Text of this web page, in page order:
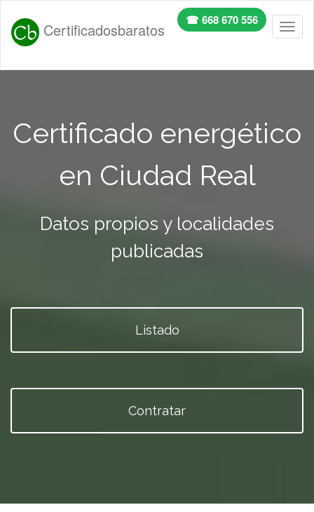
☎ 668 670 556
Certificadosbaratos
Certificado energético
en Ciudad Real
Datos propios y localidades
publicadas
Listado
Contratar